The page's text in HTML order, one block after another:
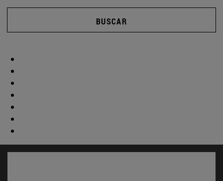
BUSCAR